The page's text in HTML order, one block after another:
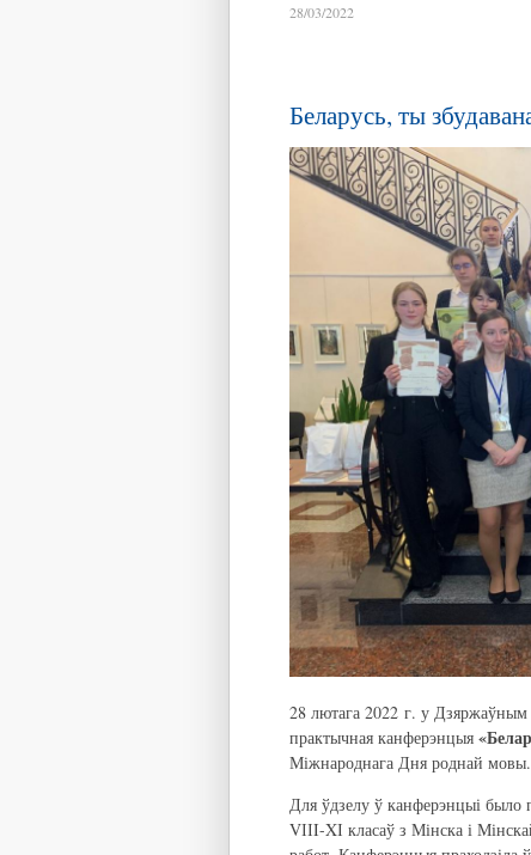
28/03/2022
Беларусь, ты
28 лютага 2022 г. у Дзяржаўным
практычная канферэнцыя
Міжнароднага Дня роднай мовы.
Для ўдзелу ў канферэнцыі было
VІІI-XІ класаў з Мінска і